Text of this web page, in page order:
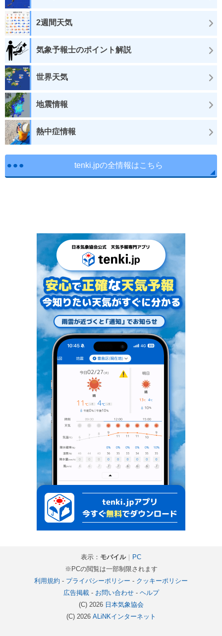
2週間天気
気象予報士のポイント解説
世界天気
地震情報
熱中症情報
tenki.jpの全情報はこちら
表示： モバイル｜ PC
※PCの閲覧は一部制限されます
利用規約 - プライバシーポリシー - クッキーポリシー
広告掲載- お問い合わせ- ヘルプ
(C) 2026 日本気象協会
(C) 2026 ALiNKインターネット